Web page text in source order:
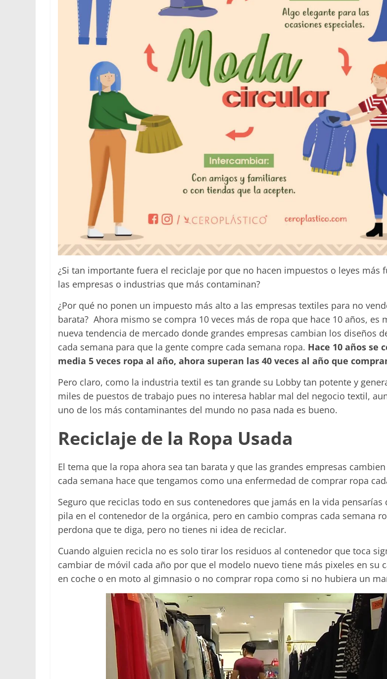
¿Si tan importante fuera el reciclaje por que no hacen impuestos o leyes más
las empresas o industrias que más contaminan?
¿Por qué no ponen un impuesto más alto a las empresas textiles para no
barata? Ahora mismo se compra 10 veces más de ropa que hace 10 años, es
nueva tendencia de mercado donde grandes empresas cambian los diseños
cada semana para que la gente compre cada semana ropa. Hace 10 años se
media 5 veces ropa al año, ahora superan las 40 veces al año que
Pero claro, como la industria textil es tan grande su Lobby tan potente y
miles de puestos de trabajo pues no interesa hablar mal del negocio textil,
uno de los más contaminantes del mundo no pasa nada es bueno.
Reciclaje de la Ropa Usada
El tema que la ropa ahora sea tan barata y que las grandes empresas
cada semana hace que tengamos como una enfermedad de comprar ropa
Seguro que reciclas todo en sus contenedores que jamás en la vida pensarías
pila en el contenedor de la orgánica, pero en cambio compras cada semana
perdona que te diga, pero no tienes ni idea de reciclar.
Cuando alguien recicla no es solo tirar los residuos al contenedor que toca
cambiar de móvil cada año por que el modelo nuevo tiene más pixeles en su
en coche o en moto al gimnasio o no comprar ropa como si no hubiera un